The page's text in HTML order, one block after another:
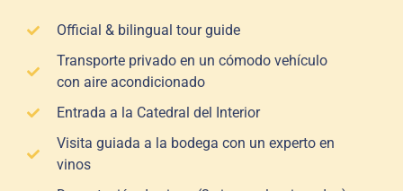
Official & bilingual tour guide
Transporte privado en un cómodo vehículo
con aire acondicionado
Entrada a la Catedral del Interior
Visita guiada a la bodega con un experto en
vinos